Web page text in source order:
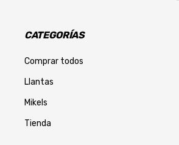
CATEGORÍAS
Comprar todos
Llantas
Mikels
Tienda